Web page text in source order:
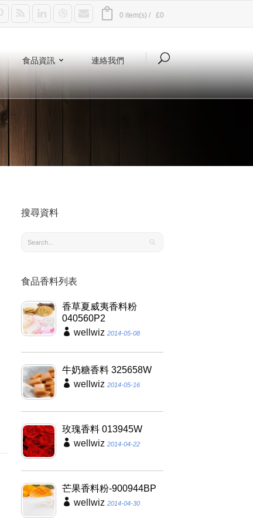
0 item(s) / £0
食品資訊 連絡我們
搜尋資料
食品香料列表
香草夏威夷香料粉
040560P2
wellwiz 2014-05-08
牛奶糖香料 325658W
wellwiz 2014-05-16
玫瑰香料 013945W
wellwiz 2014-04-22
芒果香料粉-900944BP
wellwiz 2014-04-30